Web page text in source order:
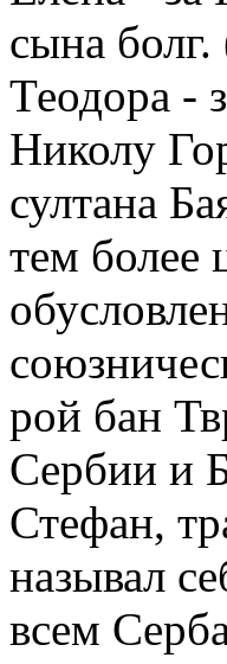
сына
Теодора -
Николу
султана
тем более
рой бан
Сербии и
Стефан,
называл
всем